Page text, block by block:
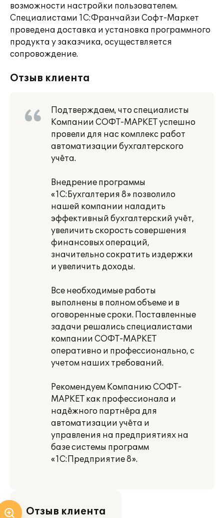
возможности настройки пользователем.
Специалистами 1С:Франчайзи Софт-Маркет
проведена доставка и установка программного
продукта у заказчика, осуществляется
сопровождение.
Отзыв клиента
Подтверждаем, что специалисты
Компании СОФТ-МАРКЕТ успешно
провели для нас комплекс работ
автоматизации бухгалтерского
учёта.
Внедрение программы
«1С:Бухгалтерия 8» позволило
нашей компании наладить
эффективный бухгалтерский учёт,
увеличить скорость совершения
финансовых операций,
значительно сократить издержки
и увеличить доходы.
Все необходимые работы
выполнены в полном объеме и в
оговоренные сроки. Поставленные
задачи решались специалистами
компании СОФТ-МАРКЕТ
оперативно и профессионально, с
учетом наших требований.
Рекомендуем Компанию СОФТ-
МАРКЕТ как профессионала и
надёжного партнёра для
автоматизации учёта и
управления на предприятиях на
базе системы программ
«1С:Предприятие 8».
Отзыв клиента